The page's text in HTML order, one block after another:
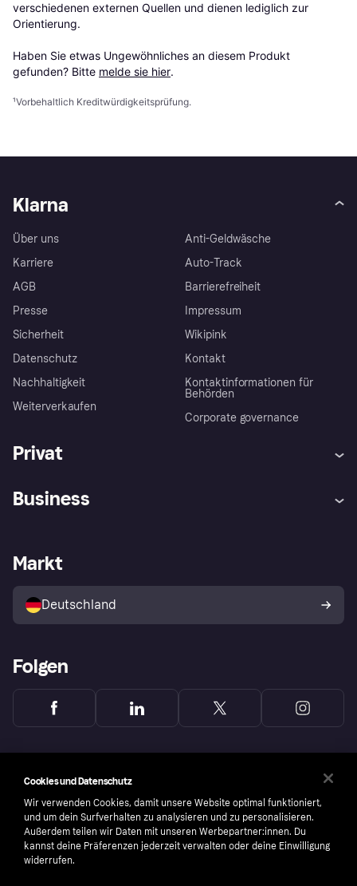
verschiedenen externen Quellen und dienen lediglich zur
Orientierung.
Haben Sie etwas Ungewöhnliches an diesem Produkt
gefunden? Bitte melde sie hier.
¹Vorbehaltlich Kreditwürdigkeitsprüfung.
Klarna
Über uns
Karriere
AGB
Presse
Sicherheit
Datenschutz
Nachhaltigkeit
Weiterverkaufen
Anti-Geldwäsche
Auto-Track
Barrierefreiheit
Impressum
Wikipink
Kontakt
Kontaktinformationen für
Behörden
Corporate governance
Privat
Klarna App
Shops entdecken
Käuferschutzrichtlinie
Dein Widerrufsrecht
Business
Händlerportal
Markt
Deutschland
Folgen
Cookies und Datenschutz
Wir verwenden Cookies, damit unsere Website optimal funktioniert,
und um dein Surfverhalten zu analysieren und zu personalisieren.
Außerdem teilen wir Daten mit unseren Werbepartner:innen. Du
kannst deine Präferenzen jederzeit verwalten oder deine Einwilligung
widerrufen.